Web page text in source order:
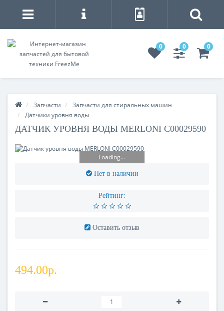
0 0 0
Запчасти
Запчасти для стиральных машин
Датчики уровня воды
ДАТЧИК УРОВНЯ ВОДЫ MERLONI C00029590
Loading...
Нет в наличии
Рейтинг:
Оставить отзыв
494.00р.